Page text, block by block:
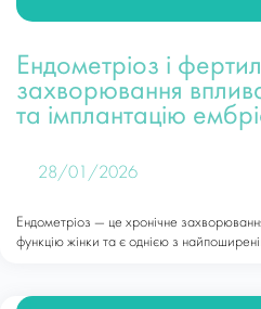
Ендометріоз і
захворювання
та імплантацію
28/01/2026
Ендометріоз — це хронічне
функцію жінки та є однією з